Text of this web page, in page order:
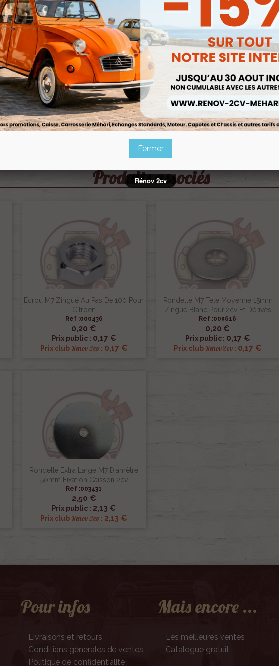
Produits associés
Ecrou M7 Zingué Au Pas De 100 Pour
Citroën
Ref :000436
0,20 €
Prix public : 0,17 €
Prix club Renov 2cv: 0,17 €
 Aperçu rapide
Rondelle M7 Tete Moyenne 15mm
Zingue Blanc Pour 2cv Et Dérivés
Ref :000616
0,20 €
Prix public : 0,17 €
Prix club Renov 2cv: 0,17 €
 Aperçu rapide
Rondelle Extra Large M7 Diamètre
50mm Fixation Caisson 2cv
Ref :003431
2,50 €
Prix public : 2,13 €
Prix club Renov 2cv : 2,13 €
 Aperçu rapide
Pour infos
Livraisons et retours
Conditions générales de ventes
Politique de confidentialité
Mais encore ...
Les meilleures ventes
Catalogue gratuit
Fermer
Rénov 2cv